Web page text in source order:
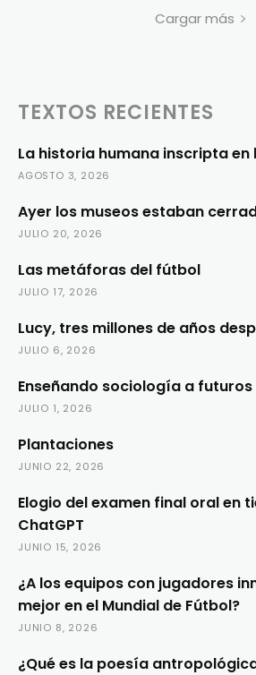
Cargar más
TEXTOS RECIENTES
La historia humana inscripta en
AGOSTO 3, 2026
Ayer los museos estaban
JULIO 20, 2026
Las metáforas del fútbol
JULIO 17, 2026
Lucy, tres millones de años
JULIO 6, 2026
Enseñando sociología a
JULIO 1, 2026
Plantaciones
JUNIO 22, 2026
Elogio del examen final oral en
ChatGPT
JUNIO 15, 2026
¿A los equipos con jugadores
mejor en el Mundial de Fútbol?
JUNIO 8, 2026
¿Qué es la poesía